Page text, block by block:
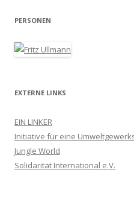
PERSONEN
EXTERNE LINKS
EIN LINKER
Initiative für eine
Jungle World
Solidarität International e.V.